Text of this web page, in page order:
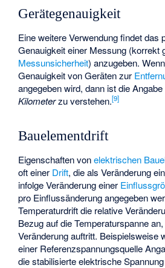
Gerätegenauigkeit
Eine weitere Verwendung findet das
Genauigkeit einer Messung (korrekt
Messunsicherheit) anzugeben.
Genauigkeit von Geräten zur
angegeben wird, dann ist die
Kilometerzu verstehen.[9]
Bauelementdrift
Eigenschaften vonelektrischen
oft einer Drift, die als Veränderung
infolge Veränderung einer
pro Einflussänderung angegeben
Temperaturdrift die relative
Bezug auf die Temperaturspanne
Veränderung auftritt. Beispielsweise
einer Referenzspannungsquelle
die stabilisierte elektrische